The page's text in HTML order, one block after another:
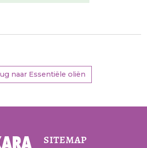
naar Essentiële oliën
sitemap